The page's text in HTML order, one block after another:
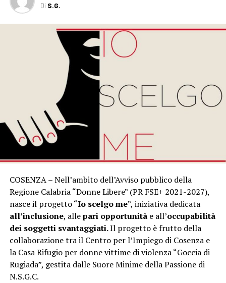
Di S.G.
COSENZA – Nell’ambito dell’Avviso pubblico della
Regione Calabria “Donne Libere” (PR FSE+ 2021-2027),
nasce il progetto “Io scelgo me”, iniziativa dedicata
all’inclusione, allepari opportunitàe all’occupabilità
dei soggetti svantaggiati.Il progetto è frutto della
collaborazione tra il Centro per l’Impiego di Cosenza e
la Casa Rifugio per donne vittime di violenza “Goccia di
Rugiada”, gestita dalle Suore Minime della Passione di
N.S.G.C.